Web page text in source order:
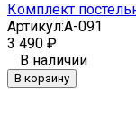
Комплект
Артикул:A-091
3 490 ₽
В наличии
В корзину